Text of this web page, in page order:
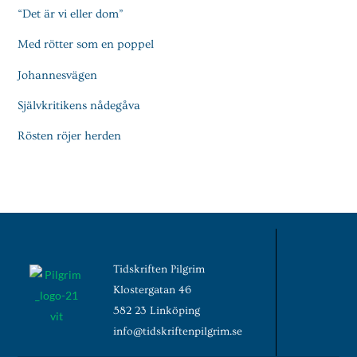
“Det är vi eller dom”
Med rötter som en poppel
Johannesvägen
Självkritikens nådegåva
Rösten röjer herden
Tidskriften Pilgrim
Klostergatan 46
582 23 Linköping
info@tidskriftenpilgrim.se